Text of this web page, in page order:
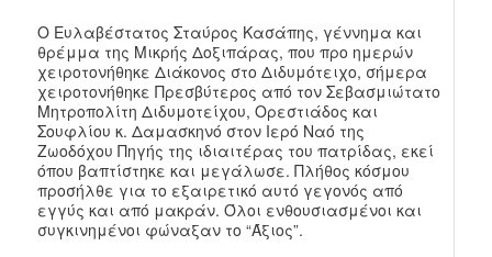
Ο Ευλαβέστατος Σταύρος Κασάπης, γέννημα και
θρέμμα της Μικρής Δοξιπάρας, που προ ημερών
χειροτονήθηκε Διάκονος στο Διδυμότειχο, σήμερα
χειροτονήθηκε Πρεσβύτερος από τον Σεβασμιώτατο
Μητροπολίτη Διδυμοτείχου, Ορεστιάδος και
Σουφλίου κ. Δαμασκηνό στον Ιερό Ναό της
Ζωοδόχου Πηγής της ιδιαιτέρας του πατρίδας, εκεί
όπου βαπτίστηκε και μεγάλωσε. Πλήθος κόσμου
προσήλθε για το εξαιρετικό αυτό γεγονός από
εγγύς και από μακράν. Όλοι ενθουσιασμένοι και
συγκινημένοι φώναξαν το “Άξιος”.